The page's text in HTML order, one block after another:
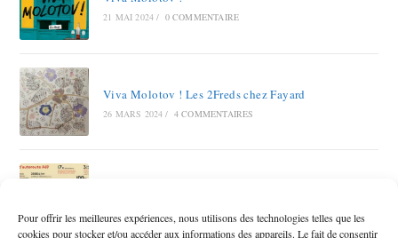
Pour offrir les meilleures expériences, nous utilisons des technologies telles que les
cookies pour stocker et/ou accéder aux informations des appareils. Le fait de consentir
21 MAI 2024 / 0 COMMENTAIRE
Viva Molotov ! Les 2Freds chez Fayard
26 MARS 2024 / 4 COMMENTAIRES